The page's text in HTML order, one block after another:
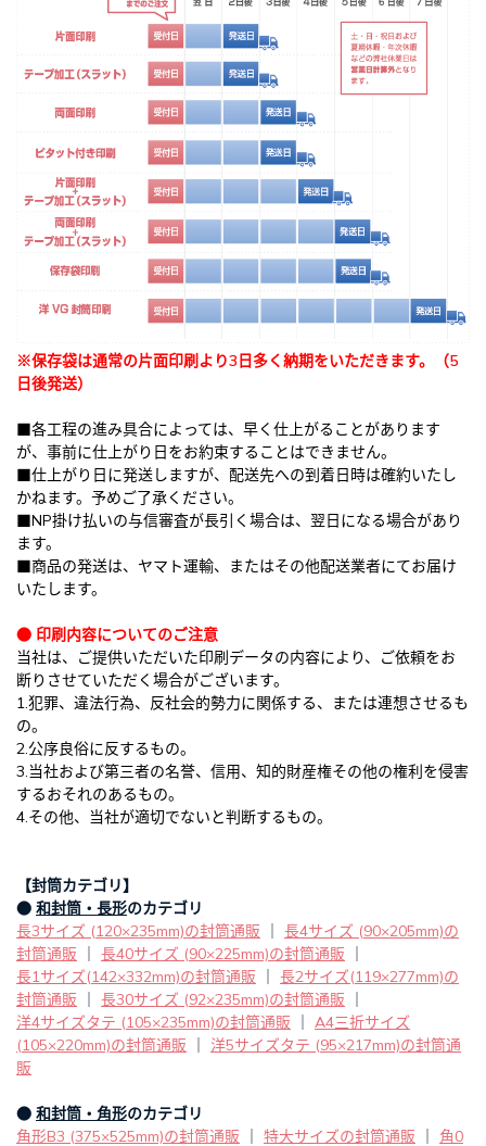
※保存袋は通常の片面印刷より3日多く納期をいただきます。（5
日後発送）
■各工程の進み具合によっては、早く仕上がることがあります
が、事前に仕上がり日をお約束することはできません。
■仕上がり日に発送しますが、配送先への到着日時は確約いたし
かねます。予めご了承ください。
■NP掛け払いの与信審査が長引く場合は、翌日になる場合があり
ます。
■商品の発送は、ヤマト運輸、またはその他配送業者にてお届け
いたします。
● 印刷内容についてのご注意
当社は、ご提供いただいた印刷データの内容により、ご依頼をお
断りさせていただく場合がございます。
1.犯罪、違法行為、反社会的勢力に関係する、または連想させるも
の。
2.公序良俗に反するもの。
3.当社および第三者の名誉、信用、知的財産権その他の権利を侵害
するおそれのあるもの。
4.その他、当社が適切でないと判断するもの。
【封筒カテゴリ】
● 和封筒・長形のカテゴリ
長3サイズ (120×235mm)の封筒通販
長4サイズ (90×205mm)の
封筒通販
長40サイズ (90×225mm)の封筒通販
長1サイズ(142×332mm)の封筒通販
長2サイズ(119×277mm)の
封筒通販
長30サイズ (92×235mm)の封筒通販
洋4サイズタテ (105×235mm)の封筒通販
A4三折サイズ
(105×220mm)の封筒通販
洋5サイズタテ (95×217mm)の封筒通
販
● 和封筒・角形のカテゴリ
角形B3 (375×525mm)の封筒通販
特大サイズの封筒通販
角0